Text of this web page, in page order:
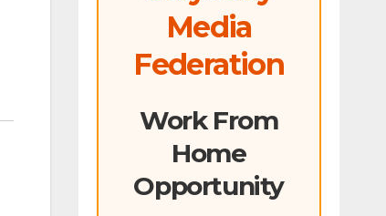
Media
Federation
Work From
Home
Opportunity